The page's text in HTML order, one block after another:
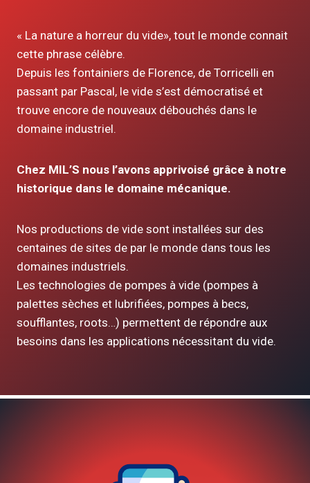
« La nature a horreur du vide», tout le monde connait
cette phrase célèbre.
Depuis les fontainiers de Florence, de Torricelli en
passant par Pascal, le vide s’est démocratisé et
trouve encore de nouveaux débouchés dans le
domaine industriel.
Chez MIL’S nous l’avons apprivoisé grâce à notre
historique dans le domaine mécanique.
Nos productions de vide sont installées sur des
centaines de sites de par le monde dans tous les
domaines industriels.
Les technologies de pompes à vide (pompes à
palettes sèches et lubrifiées, pompes à becs,
soufflantes, roots…) permettent de répondre aux
besoins dans les applications nécessitant du vide.